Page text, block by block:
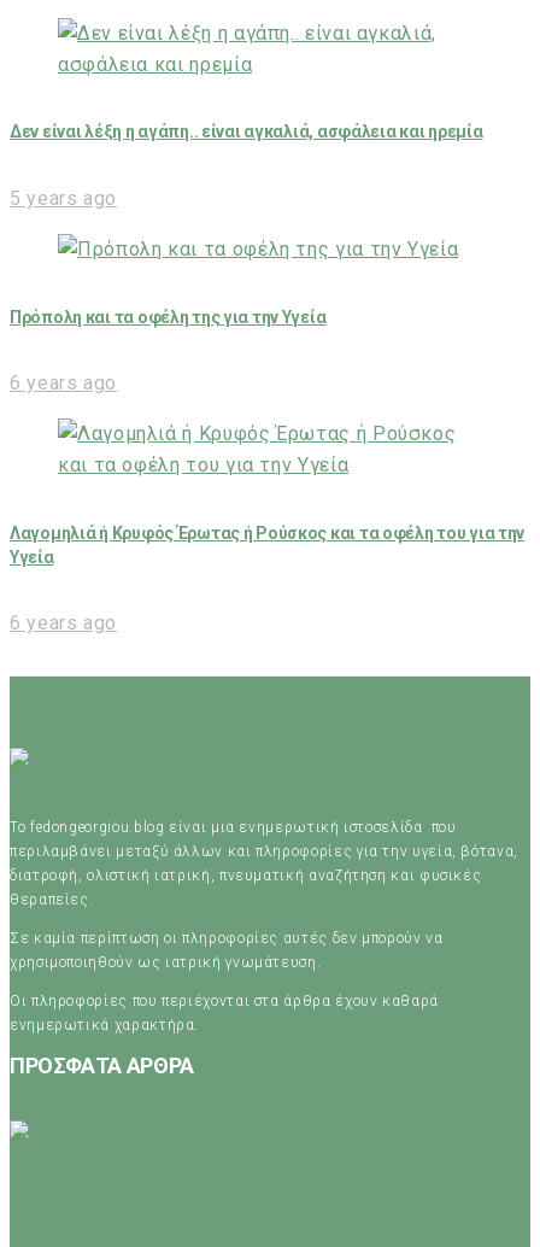
Δεν είναι λέξη η αγάπη.. είναι αγκαλιά, ασφάλεια και ηρεμία
5 years ago
Πρόπολη και τα οφέλη της για την Υγεία
6 years ago
Λαγομηλιά ή Κρυφός Έρωτας ή Ρούσκος και τα οφέλη του για την
Υγεία
6 years ago
Το fedongeorgiou.blog είναι μια ενημερωτική ιστοσελίδα που
περιλαμβάνει μεταξύ άλλων και πληροφορίες για την υγεία, βότανα,
διατροφή, ολιστική ιατρική, πνευματική αναζήτηση και φυσικές
θεραπείες.
Σε καμία περίπτωση οι πληροφορίες αυτές δεν μπορούν να
χρησιμοποιηθούν ως ιατρική γνωμάτευση.
Οι πληροφορίες που περιέχονται στα άρθρα έχουν καθαρά
ενημερωτικά χαρακτήρα.
ΠΡΟΣΦΑΤΑ ΑΡΘΡΑ